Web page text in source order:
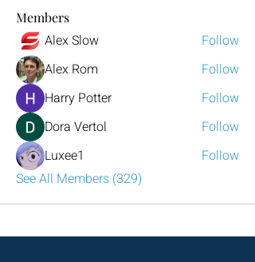
Members
Alex Slow
Follow
Alex Rom
Follow
Harry Potter
Follow
Dora Vertol
Follow
Luxee1
Follow
See All Members (329)